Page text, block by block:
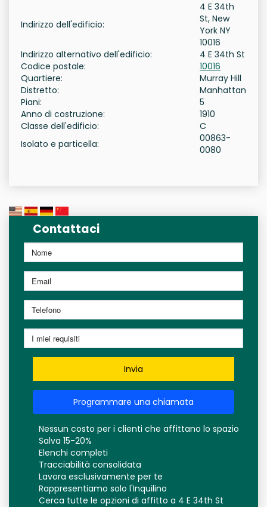
Indirizzo dell'edificio:
4 E 34th
St, New
York NY
10016
Indirizzo alternativo dell'edificio:
4 E 34th St
Codice postale:
10016
Quartiere:
Murray Hill
Distretto:
Manhattan
Piani:
5
Anno di costruzione:
1910
Classe dell'edificio:
C
Isolato e particella:
00863-
0080
Contattaci
Invia
Programmare una chiamata
Nessun costo per i clienti che affittano lo spazio
Salva 15-20%
Elenchi completi
Tracciabilità consolidata
Lavora esclusivamente per te
Rappresentiamo solo l'Inquilino
Cerca tutte le opzioni di affitto a 4 E 34th St